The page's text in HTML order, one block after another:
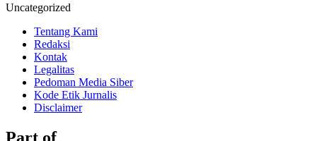
Uncategorized
Tentang Kami
Redaksi
Kontak
Legalitas
Pedoman Media Siber
Kode Etik Jurnalis
Disclaimer
Part of